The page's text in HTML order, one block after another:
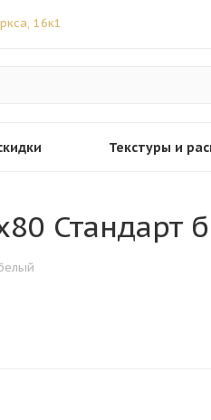
16к1
Текстуры и
Стандарт